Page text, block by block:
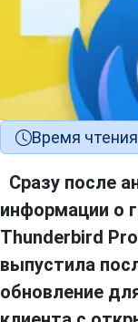
Время
Сразу после
информации о
Thunderbird
выпустила
обновление